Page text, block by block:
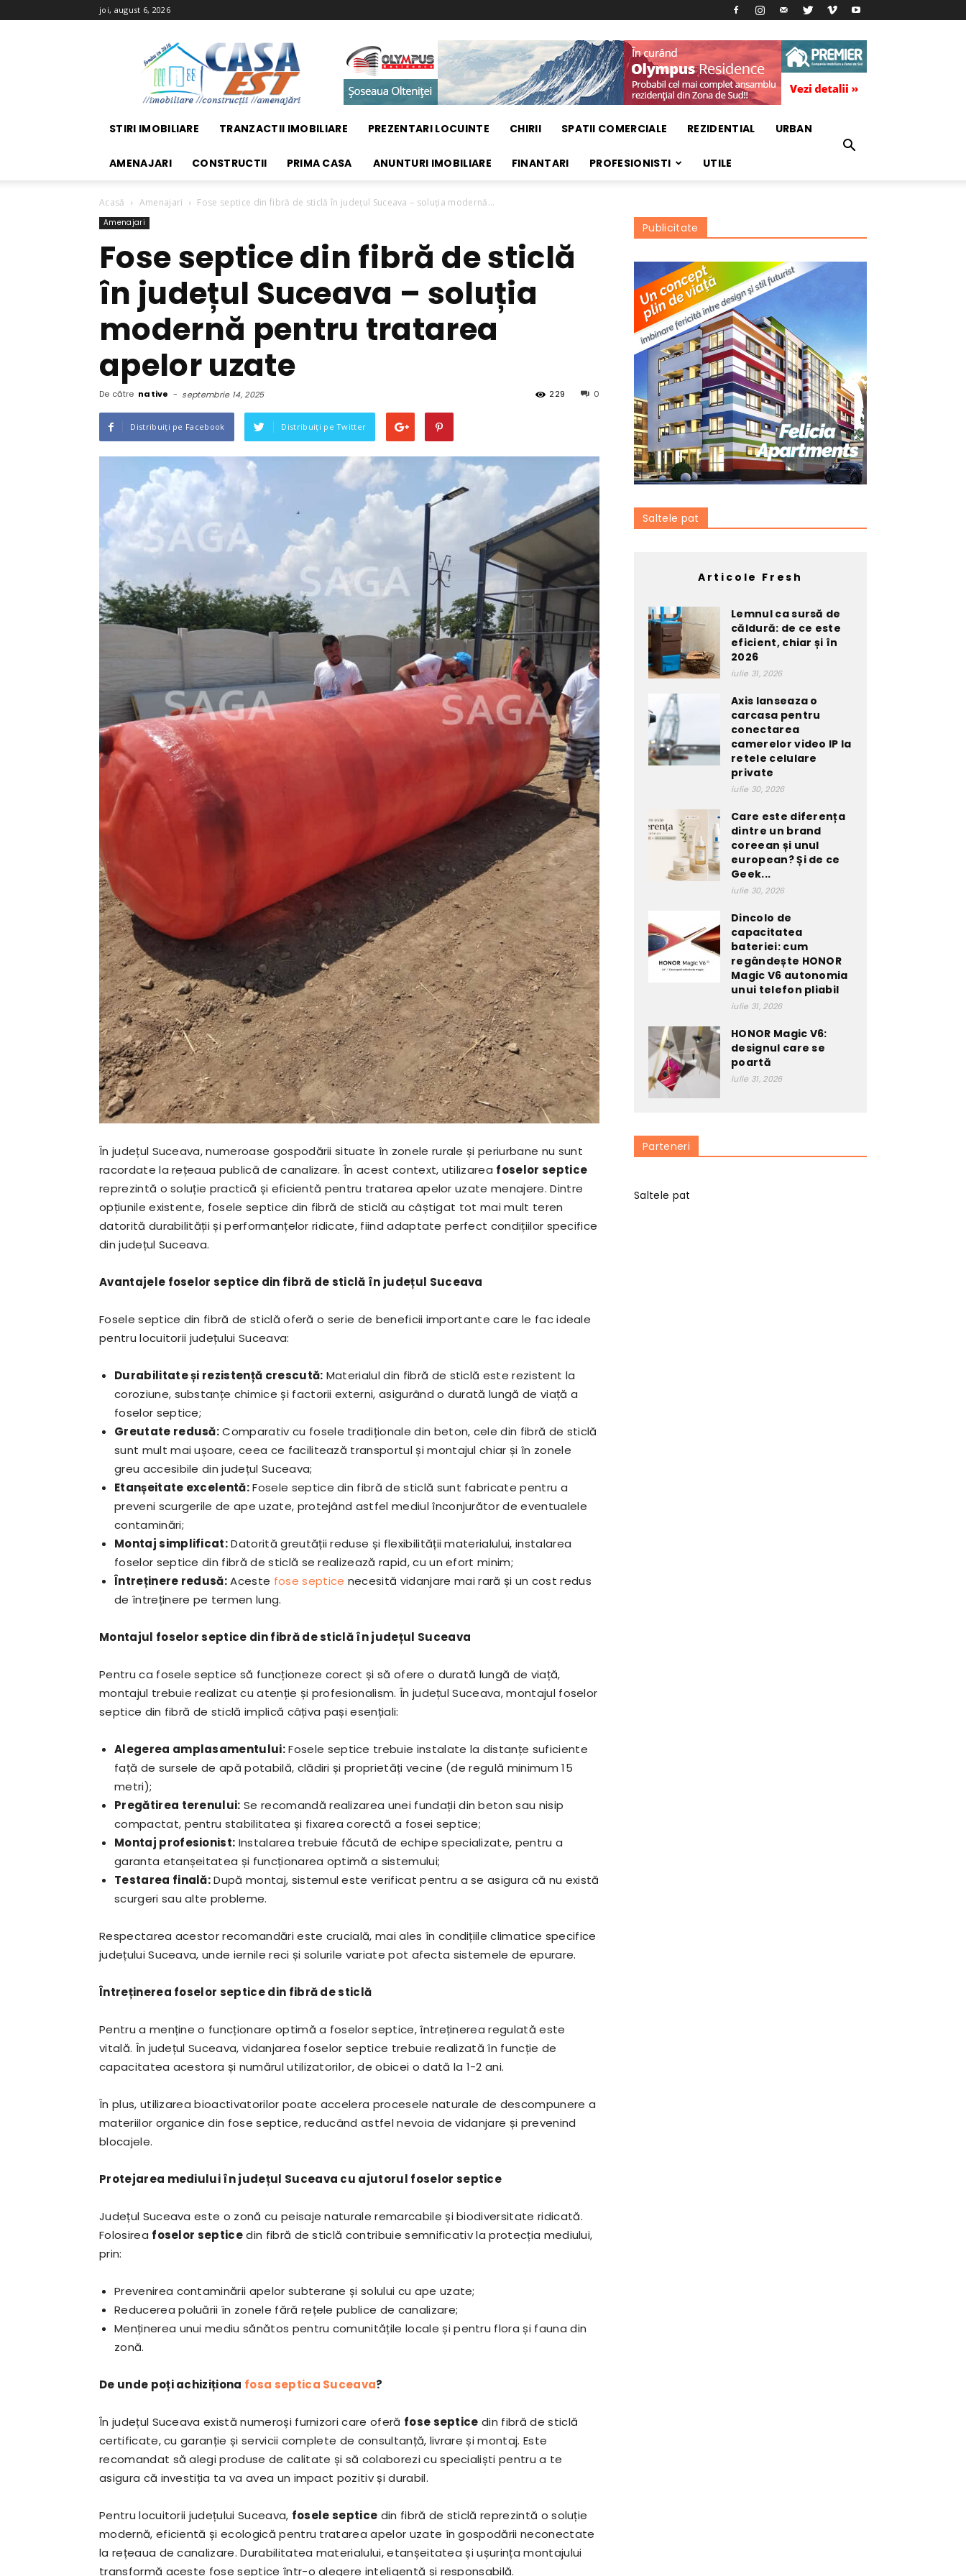
joi, august 6, 2026
EST
STIRI IMOBILIARE TRANZACTII IMOBILIARE PREZENTARI LOCUINTE CHIRII SPATII COMERCIALE REZIDENTIAL URBAN
AMENAJARI CONSTRUCTII PRIMA CASA ANUNTURI IMOBILIARE FINANTARI PROFESIONISTI UTILE
Acasă Amenajari Fose septice din fibră de sticlă în județul Suceava – soluția modernă...
Amenajari
Fose septice din fibră de sticlă
în județul Suceava – soluția
modernă pentru tratarea
apelor uzate
De către native - septembrie 14, 2025 0
229
Distribuiți pe Facebook Distribuiți pe Twitter
În județul Suceava, numeroase gospodării situate în zonele rurale și periurbane nu sunt
racordate la rețeaua publică de canalizare. În acest context, utilizarea foselor septice
reprezintă o soluție practică și eficientă pentru tratarea apelor uzate menajere. Dintre
opțiunile existente, fosele septice din fibră de sticlă au câștigat tot mai mult teren
datorită durabilității și performanțelor ridicate, fiind adaptate perfect condițiilor specifice
din județul Suceava.
Avantajele foselor septice din fibră de sticlă în județul Suceava
Fosele septice din fibră de sticlă oferă o serie de beneficii importante care le fac ideale
pentru locuitorii județului Suceava:
Durabilitate și rezistență crescută: Materialul din fibră de sticlă este rezistent la
coroziune, substanțe chimice și factorii externi, asigurând o durată lungă de viață a
foselor septice;
Greutate redusă:Comparativ cu fosele tradiționale din beton, cele din fibră de sticlă
sunt mult mai ușoare, ceea ce facilitează transportul și montajul chiar și în zonele
greu accesibile din județul Suceava;
Etanșeitate excelentă:Fosele septice din fibră de sticlă sunt fabricate pentru a
preveni scurgerile de ape uzate, protejând astfel mediul înconjurător de eventualele
contaminări;
Montaj simplificat:Datorită greutății reduse și flexibilității materialului, instalarea
foselor septice din fibră de sticlă se realizează rapid, cu un efort minim;
Întreținere redusă:Aceste fose septice necesită vidanjare mai rară și un cost redus
de întreținere pe termen lung.
Montajul foselor septice din fibră de sticlă în județul Suceava
Pentru ca fosele septice să funcționeze corect și să ofere o durată lungă de viață,
montajul trebuie realizat cu atenție și profesionalism. În județul Suceava, montajul foselor
septice din fibră de sticlă implică câțiva pași esențiali:
Alegerea amplasamentului:Fosele septice trebuie instalate la distanțe suficiente
față de sursele de apă potabilă, clădiri și proprietăți vecine (de regulă minimum 15
metri);
Pregătirea terenului: Se recomandă realizarea unei fundații din beton sau nisip
compactat, pentru stabilitatea și fixarea corectă a fosei septice;
Montaj profesionist: Instalarea trebuie făcută de echipe specializate, pentru a
garanta etanșeitatea și funcționarea optimă a sistemului;
Testarea finală:După montaj, sistemul este verificat pentru a se asigura că nu există
scurgeri sau alte probleme.
Respectarea acestor recomandări este crucială, mai ales în condițiile climatice specifice
județului Suceava, unde iernile reci și solurile variate pot afecta sistemele de epurare.
Întreținerea foselor septice din fibră de sticlă
Pentru a menține o funcționare optimă a foselor septice, întreținerea regulată este
vitală. În județul Suceava, vidanjarea foselor septice trebuie realizată în funcție de
capacitatea acestora și numărul utilizatorilor, de obicei o dată la 1-2 ani.
În plus, utilizarea bioactivatorilor poate accelera procesele naturale de descompunere a
materiilor organice din fose septice, reducând astfel nevoia de vidanjare și prevenind
blocajele.
Protejarea mediului în județul Suceava cu ajutorul foselor septice
Județul Suceava este o zonă cu peisaje naturale remarcabile și biodiversitate ridicată.
Folosirea foselor septicedin fibră de sticlă contribuie semnificativ la protecția mediului,
prin:
Prevenirea contaminării apelor subterane și solului cu ape uzate;
Reducerea poluării în zonele fără rețele publice de canalizare;
Menținerea unui mediu sănătos pentru comunitățile locale și pentru flora și fauna din
zonă.
De unde poți achiziționa fosa septica Suceava?
În județul Suceava există numeroși furnizori care oferă fose septice din fibră de sticlă
certificate, cu garanție și servicii complete de consultanță, livrare și montaj. Este
recomandat să alegi produse de calitate și să colaborezi cu specialiști pentru a te
asigura că investiția ta va avea un impact pozitiv și durabil.
Pentru locuitorii județului Suceava, fosele septice din fibră de sticlă reprezintă o soluție
modernă, eficientă și ecologică pentru tratarea apelor uzate în gospodării neconectate
la rețeaua de canalizare. Durabilitatea materialului, etanșeitatea și ușurința montajului
transformă aceste fose septice într-o alegere inteligentă și responsabilă.
Publicitate
Saltele pat
Articole Fresh
Lemnul ca sursă de
căldură: de ce este
eficient, chiar și în
2026
iulie 31, 2026
Axis lanseaza o
carcasa pentru
conectarea
camerelor video IP la
retele celulare
private
iulie 30, 2026
Care este diferența
dintre un brand
coreean și unul
european? Și de ce
Geek...
iulie 30, 2026
Dincolo de
capacitatea
bateriei: cum
regândește HONOR
Magic V6 autonomia
unui telefon pliabil
iulie 31, 2026
HONOR Magic V6:
designul care se
poartă
iulie 31, 2026
Parteneri
Saltele pat